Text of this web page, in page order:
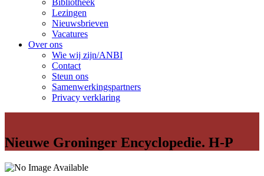
Bibliotheek
Lezingen
Nieuwsbrieven
Vacatures
Over ons
Wie wij zijn/ANBI
Contact
Steun ons
Samenwerkingspartners
Privacy verklaring
Nieuwe Groninger Encyclopedie. H-P